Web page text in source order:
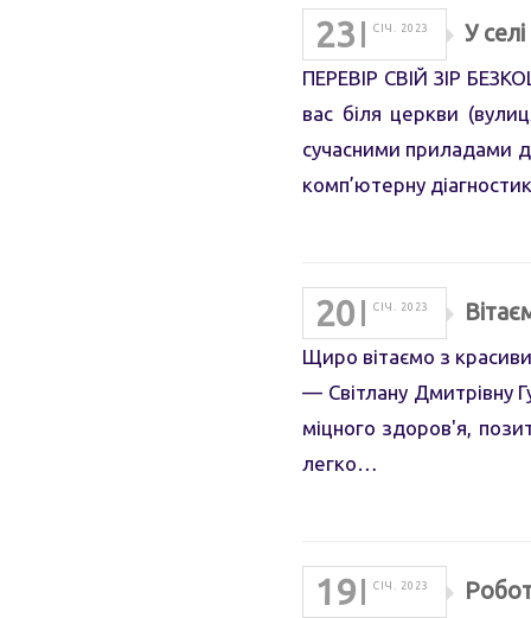
23 СІЧ. 2023 У
ПЕРЕВІР СВІЙ ЗІР
вас біля церкви
сучасними приладами
комп’ютерну
20 СІЧ. 2023
Щиро вітаємо з
— Світлану Дмитрівну
міцного здоров'я,
легко…
19 СІЧ. 2023